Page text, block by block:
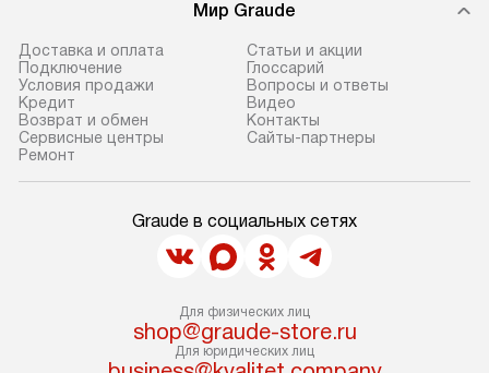
Мир Graude
Доставка и оплата
Подключение
Условия продажи
Кредит
Возврат и обмен
Сервисные центры
Ремонт
Статьи и акции
Глоссарий
Вопросы и ответы
Видео
Контакты
Сайты-партнеры
Graude в социальных сетях
Для физических лиц
shop@graude-store.ru
Для юридических лиц